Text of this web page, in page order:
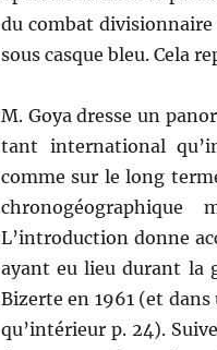
du combat
sous casque bleu. Cela
M. Goya dresse un
tant international
comme sur le long
L’introduction donne
ayant eu lieu durant la
Bizerte en 1961 (et
qu’intérieur p. 24).